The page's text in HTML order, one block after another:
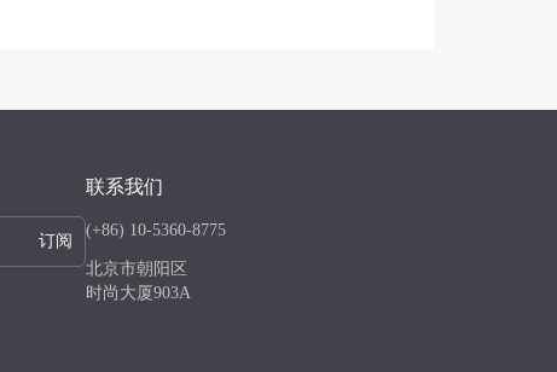
订阅
联系我们
(+86) 10-5360-8775
北京市朝阳区
时尚大厦903A